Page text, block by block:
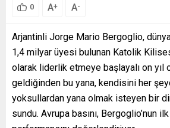
0 A+ A-
Arjantinli Jorge Mario Bergoglio,
1,4 milyar üyesi bulunan Katolik
olarak liderlik etmeye başlayalı on yıl
geldiğinden bu yana, kendisini her
yoksullardan yana olmak isteyen bir
sundu. Avrupa basını, Bergoglio’nun ilk